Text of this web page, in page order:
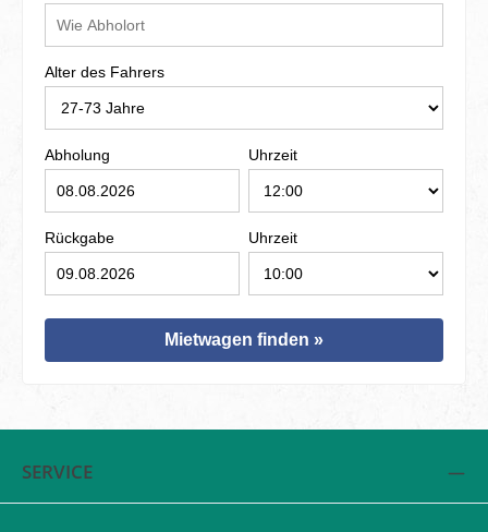
Alter des Fahrers
Abholung Uhrzeit
Rückgabe Uhrzeit
Mietwagen finden »
SERVICE